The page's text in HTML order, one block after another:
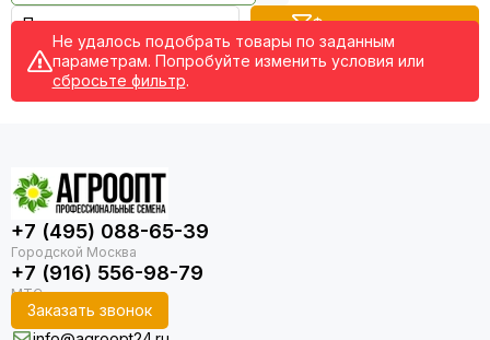
Салат
Свекла
Сельдерей
Спаржа
Микрозелень - семена для проращивания
Фасоль
Фенхель
Фильтр товаров
Не удалось подобрать товары по заданным
параметрам. Попробуйте изменить условия или
сбросьте фильтр.
+7 (495) 088-65-39
+7 (916) 556-98-79
Заказать звонок